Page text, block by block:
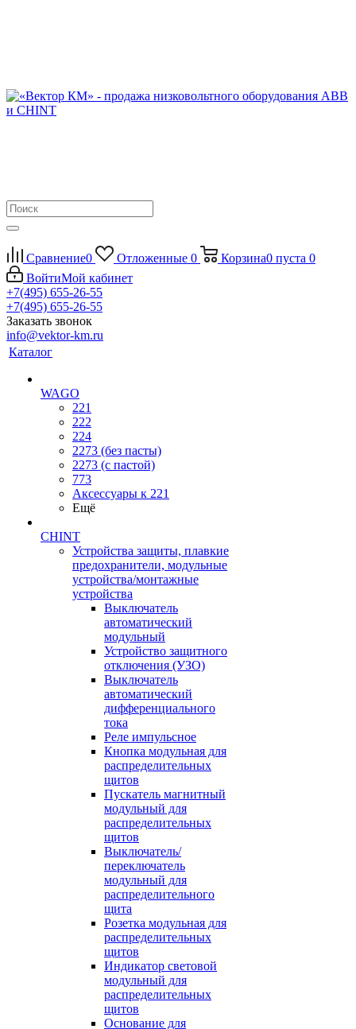
Сравнение0 Отложенные 0 Корзина0 пуста 0
ВойтиМой кабинет
+7(495) 655-26-55
+7(495) 655-26-55
Заказать звонок
info@vektor-km.ru
Каталог
WAGO
221
222
224
2273 (без пасты)
2273 (с пастой)
773
Аксессуары к 221
Ещё
CHINT
Устройства защиты, плавкие
предохранители, модульные
устройства/монтажные
устройства
Выключатель
автоматический
модульный
Устройство защитного
отключения (УЗО)
Выключатель
автоматический
дифференциального
тока
Реле импульсное
Кнопка модульная для
распределительных
щитов
Пускатель магнитный
модульный для
распределительных
щитов
Выключатель/
переключатель
модульный для
распределительного
щита
Розетка модульная для
распределительных
щитов
Индикатор световой
модульный для
распределительных
щитов
Основание для